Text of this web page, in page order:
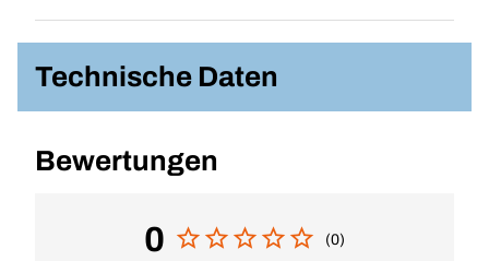
Technische Daten
Bewertungen
0 (0)